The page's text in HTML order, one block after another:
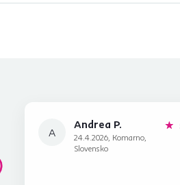
A
Andrea P.
24.4.2026, Komarno,
Slovensko